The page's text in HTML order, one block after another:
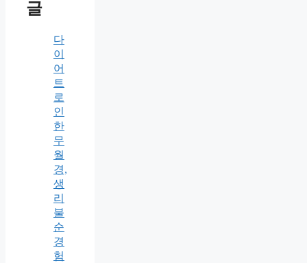
글
다
이
어
트
로
인
한
무
월
경,
생
리
불
순
경
험